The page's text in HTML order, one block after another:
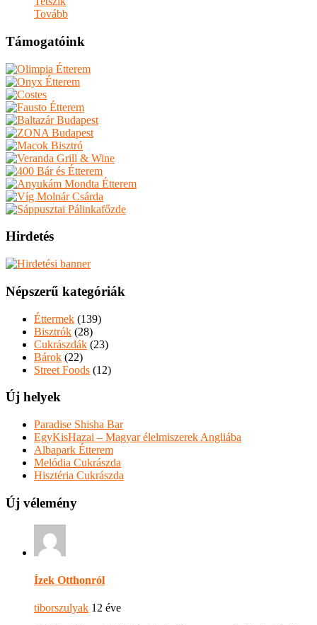
Tovább
Támogatóink
Hirdetés
Népszerű kategóriák
Éttermek (139)
Bisztrók (28)
Cukrászdák (23)
Bárok (22)
Street Foods (12)
Új helyek
Paradise Shisha Bar
EgyKisHazai – Magyar élelmiszerek Angliába
Albapark Étterem
Melódia Cukrászda
Hisztéria Cukrászda
Új vélemény
Ízek Otthonról
tiborszulyak 12 éve